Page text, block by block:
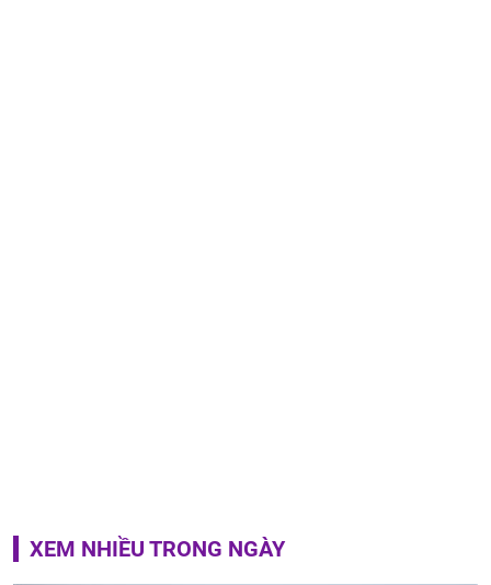
XEM NHIỀU TRONG NGÀY